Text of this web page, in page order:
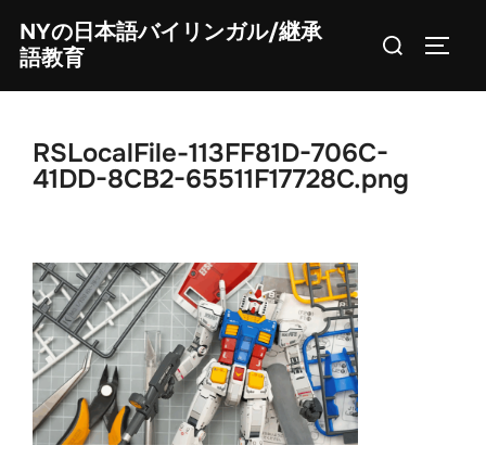
content
NYの日本語バイリンガル/継承
語教育
Search
RSLocalFile-113FF81D-706C-
41DD-8CB2-65511F17728C.png